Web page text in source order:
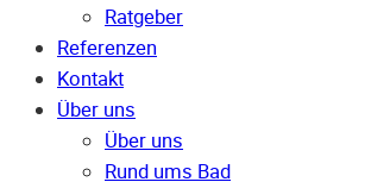
Ratgeber
Referenzen
Kontakt
Über uns
Über uns
Rund ums Bad